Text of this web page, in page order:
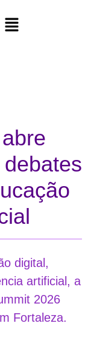
digital,
artificial, a
2026
Fortaleza.